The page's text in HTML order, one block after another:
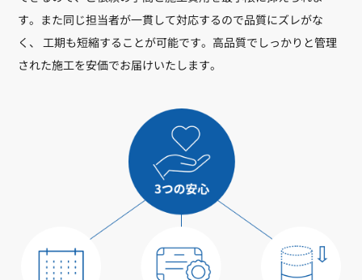
す。また同じ担当者が一貫して対応するので品質にズレがな
く、 工期も短縮することが可能です。高品質でしっかりと管理
された施工を安価でお届けいたします。